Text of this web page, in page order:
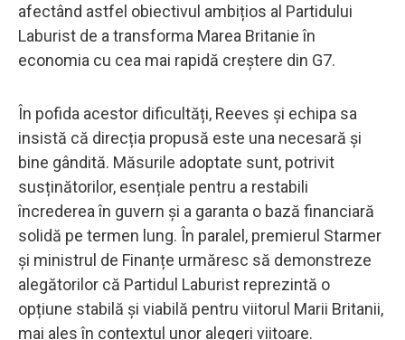
afectând astfel obiectivul ambițios al Partidului
Laburist de a transforma Marea Britanie în
economia cu cea mai rapidă creștere din G7.
În pofida acestor dificultăți, Reeves și echipa sa
insistă că direcția propusă este una necesară și
bine gândită. Măsurile adoptate sunt, potrivit
susținătorilor, esențiale pentru a restabili
încrederea în guvern și a garanta o bază financiară
solidă pe termen lung. În paralel, premierul Starmer
și ministrul de Finanțe urmăresc să demonstreze
alegătorilor că Partidul Laburist reprezintă o
opțiune stabilă și viabilă pentru viitorul Marii Britanii,
mai ales în contextul unor alegeri viitoare.